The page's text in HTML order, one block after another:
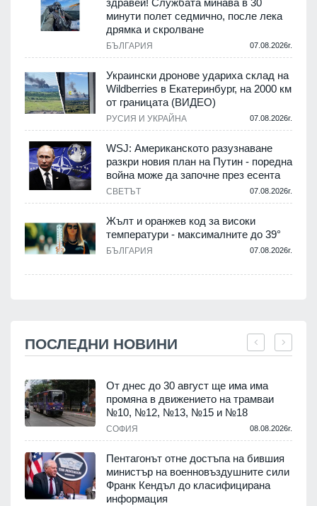
здравей! Службата минава в 30
минути полет седмично, после лека
дрямка и скролване
БЪЛГАРИЯ 07.08.2026г.
Украински дронове удариха склад на
Wildberries в Екатеринбург, на 2000 км
от границата (ВИДЕО)
РУСИЯ И УКРАЙНА 07.08.2026г.
WSJ: Американското разузнаване
разкри новия план на Путин - поредна
война може да започне през есента
СВЕТЪТ 07.08.2026г.
Жълт и оранжев код за високи
температури - максималните до 39°
БЪЛГАРИЯ 07.08.2026г.
ПОСЛЕДНИ НОВИНИ
От днес до 30 август ще има има
промяна в движението на трамваи
№10, №12, №13, №15 и №18
СОФИЯ 08.08.2026г.
Пентагонът отне достъпа на бившия
министър на военновъздушните сили
Франк Кендъл до класифицирана
информация